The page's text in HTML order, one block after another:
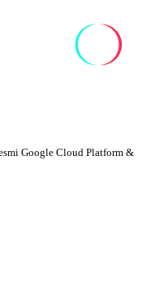
Google Cloud Platform &